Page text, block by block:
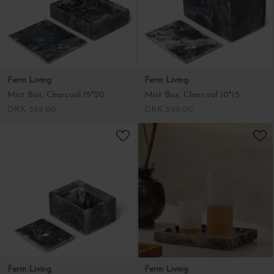
Ferm Living
Mist Box, Charcoal 15*20
Ferm Living
Mist Box, Charcoal 10*15
Ferm Living Ferm Living